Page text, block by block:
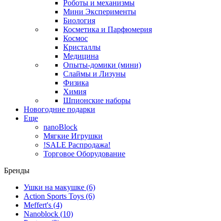
Роботы и механизмы
Мини Эксперименты
Биология
Косметика и Парфюмерия
Космос
Кристаллы
Медицина
Опыты-домики (мини)
Слаймы и Лизуны
Физика
Химия
Шпионские наборы
Новогодние подарки
Еще
nanoBlock
Мягкие Игрушки
!SALE Распродажа!
Торговое Оборудование
Бренды
Ушки на макушке (6)
Action Sports Toys (6)
Meffert's (4)
Nanoblock (10)